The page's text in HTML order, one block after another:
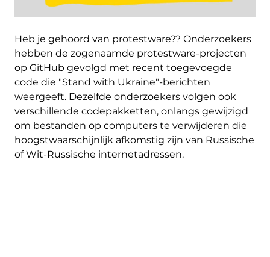
Heb je gehoord van protestware?? Onderzoekers
hebben de zogenaamde protestware-projecten
op GitHub gevolgd met recent toegevoegde
code die "Stand with Ukraine"-berichten
weergeeft. Dezelfde onderzoekers volgen ook
verschillende codepakketten, onlangs gewijzigd
om bestanden op computers te verwijderen die
hoogstwaarschijnlijk afkomstig zijn van Russische
of Wit-Russische internetadressen.